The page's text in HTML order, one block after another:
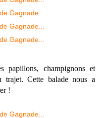
papillons, champignons et
Cette balade nous a
!